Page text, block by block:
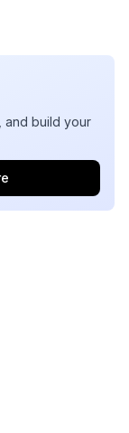
and build your